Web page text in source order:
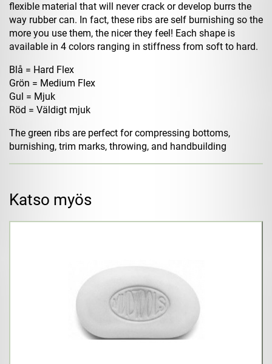
flexible material that will never crack or develop burrs the
way rubber can. In fact, these ribs are self burnishing so the
more you use them, the nicer they feel! Each shape is
available in 4 colors ranging in stiffness from soft to hard.
Blå = Hard Flex
Grön = Medium Flex
Gul = Mjuk
Röd = Väldigt mjuk
The green ribs are perfect for compressing bottoms,
burnishing, trim marks, throwing, and handbuilding
Katso myös